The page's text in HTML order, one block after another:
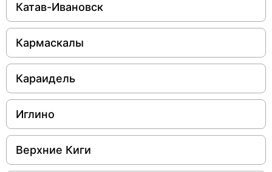
Катав-Ивановск
Кармаскалы
Караидель
Иглино
Верхние Киги